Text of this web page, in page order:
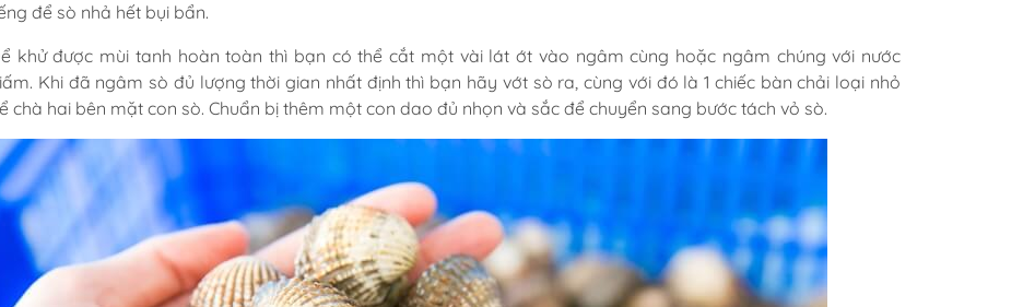
để sò nhả hết bụi bẩn.
khử được mùi tanh hoàn toàn thì bạn có thể cắt một vài lát ớt vào ngâm cùng hoặc ngâm chúng với nước
Khi đã ngâm sò đủ lượng thời gian nhất định thì bạn hãy vớt sò ra, cùng với đó là 1 chiếc bàn chải loại nhỏ
chà hai bên mặt con sò. Chuẩn bị thêm một con dao đủ nhọn và sắc để chuyển sang bước tách vỏ sò.